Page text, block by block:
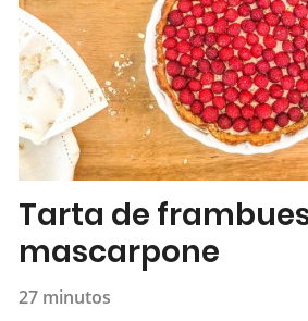
Tarta de
mascarpone
27 minutos